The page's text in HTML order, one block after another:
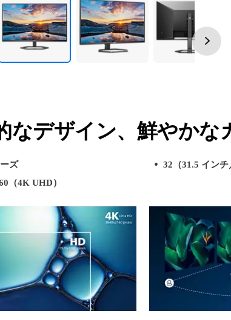
なデザイン、鮮やかな
ズ
32（31.5 インチ
（4K UHD）